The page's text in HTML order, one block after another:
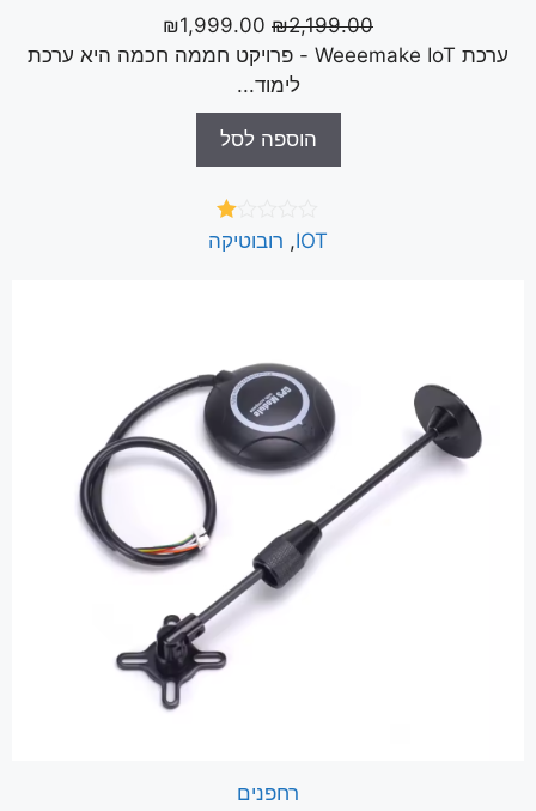
₪2,199.00
₪1,999.00
ערכת Weeemake IoT - פרויקט חממה חכמה היא ערכת
לימוד...
הוספה לסל
דו
רג
5
IOT
, רובוטיקה
רחפנים